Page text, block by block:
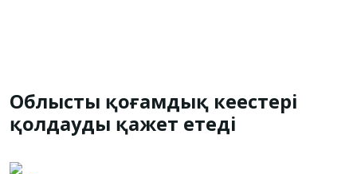
Облыстың қоғамдық кеңестері
қолдауды қажет етеді